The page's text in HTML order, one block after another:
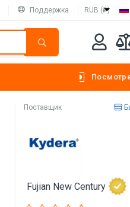
Поддержка RUB (₽)
Поставщик
Fujian New Century